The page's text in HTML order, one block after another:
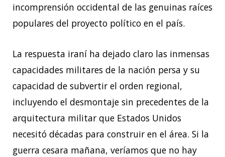
incomprensión occidental de las genuinas raíces
populares del proyecto político en el país.
La respuesta iraní ha dejado claro las inmensas
capacidades militares de la nación persa y su
capacidad de subvertir el orden regional,
incluyendo el desmontaje sin precedentes de la
arquitectura militar que Estados Unidos
necesitó décadas para construir en el área. Si la
guerra cesara mañana, veríamos que no hay